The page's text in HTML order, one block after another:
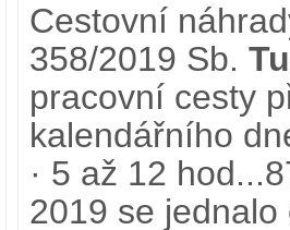
Cestovní
358/2019 Sb.
pracovní cesty
kalendářního
· 5 až 12
2019 se